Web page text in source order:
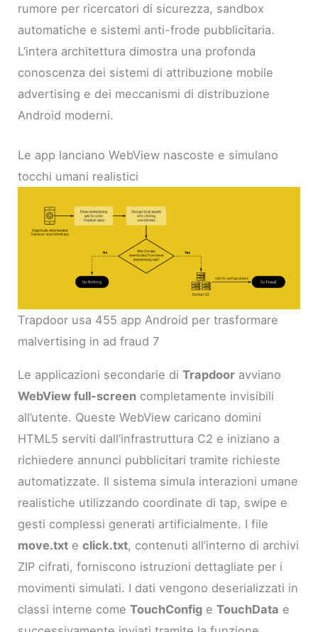
rumore per ricercatori di sicurezza, sandbox
automatiche e sistemi anti-frode pubblicitaria.
L’intera architettura dimostra una profonda
conoscenza dei sistemi di attribuzione mobile
advertising e dei meccanismi di distribuzione
Android moderni.
Le app lanciano WebView nascoste e simulano
tocchi umani realistici
Trapdoor usa 455 app Android per trasformare
malvertising in ad fraud 7
Le applicazioni secondarie diTrapdoor avviano
WebView full-screen completamente invisibili
all’utente. Queste WebView caricano domini
HTML5 serviti dall’infrastruttura C2 e iniziano a
richiedere annunci pubblicitari tramite richieste
automatizzate. Il sistema simula interazioni umane
realistiche utilizzando coordinate di tap, swipe e
gesti complessi generati artificialmente. I file
move.txt eclick.txt, contenuti all’interno di archivi
ZIP cifrati, forniscono istruzioni dettagliate per i
movimenti simulati. I dati vengono deserializzati in
classi interne comeTouchConfig eTouchData e